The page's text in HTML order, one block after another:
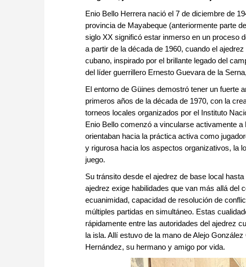
Enio Bello Herrera nació el 7 de diciembre de
provincia de Mayabeque (anteriormente parte
siglo XX significó estar inmerso en un proceso
a partir de la década de 1960, cuando el
cubano, inspirado por el brillante legado del
del líder guerrillero Ernesto Guevara de la
El entorno de Güines demostró tener un fuerte
primeros años de la década de 1970, con la
torneos locales organizados por el Instituto
Enio Bello comenzó a vincularse activamente
orientaban hacia la práctica activa como
y rigurosa hacia los aspectos organizativos, la
juego.
Su tránsito desde el ajedrez de base local
ajedrez exige habilidades que van más allá del
ecuanimidad, capacidad de resolución de
múltiples partidas en simultáneo. Estas
rápidamente entre las autoridades del ajedrez
la isla. Allí estuvo de la mano de Alejo
Hernández, su hermano y amigo por vida.